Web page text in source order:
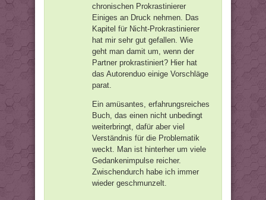
chronischen Prokrastinierer
Einiges an Druck nehmen. Das
Kapitel für Nicht-Prokrastinierer
hat mir sehr gut gefallen. Wie
geht man damit um, wenn der
Partner prokrastiniert? Hier hat
das Autorenduo einige Vorschläge
parat.
Ein amüsantes, erfahrungsreiches
Buch, das einen nicht unbedingt
weiterbringt, dafür aber viel
Verständnis für die Problematik
weckt. Man ist hinterher um viele
Gedankenimpulse reicher.
Zwischendurch habe ich immer
wieder geschmunzelt.